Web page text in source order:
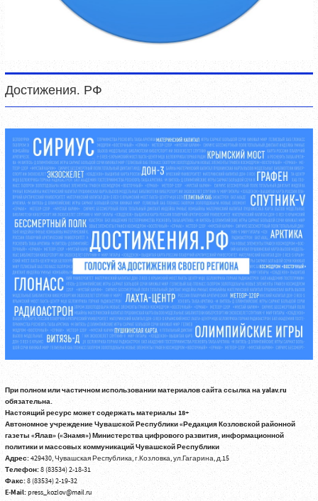
Достижения. РФ
При полном или частичном использовании материалов сайта ссылка на yalav.ru
обязательна.
Настоящий ресурс может содержать материалы 18+
Автономное учреждение Чувашской Республики «Редакция Козловской районной
газеты «Ялав» («Знамя») Министерства цифрового развития, информационной
политики и массовых коммуникаций Чувашской Республики
Адрес:429430, Чувашская Республика, г.Козловка, ул.Гагарина, д.15
Телефон:8 (83534) 2-18-31
Факс:8 (83534) 2-19-32
E-Mail:press_kozlov@mail.ru